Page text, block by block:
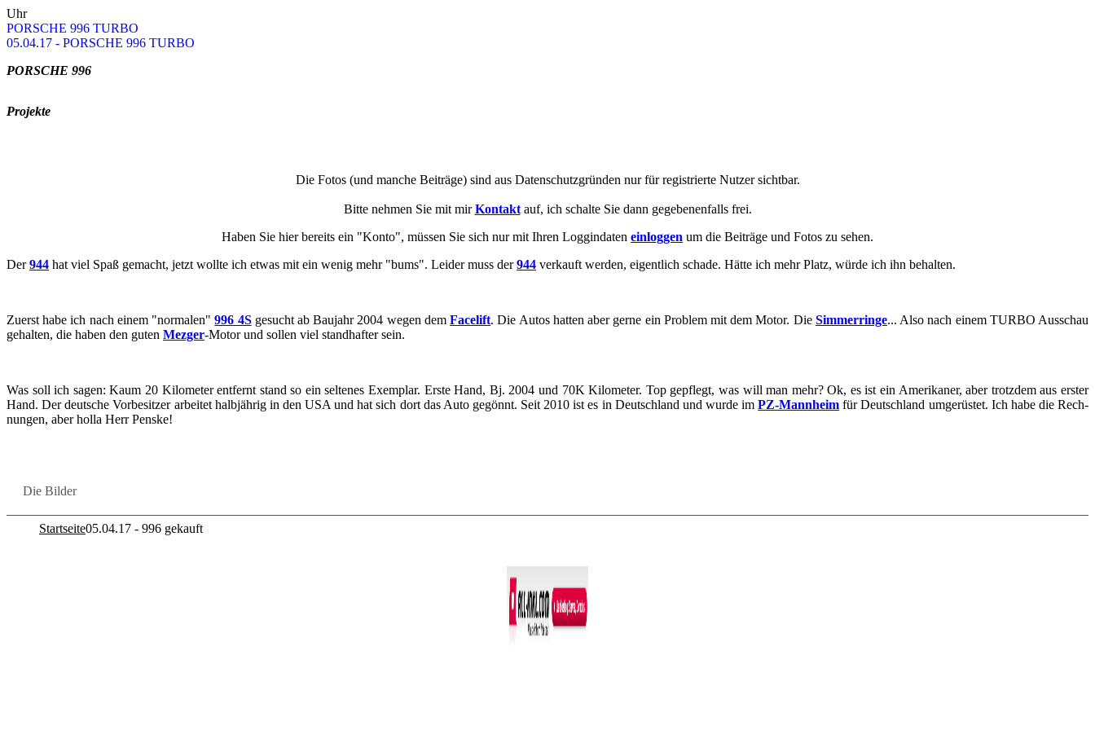
Uhr
POR­SCHE 996 TURBO
05.04.17 - POR­SCHE 996 TURBO
POR­SCHE 996
Pro­jek­te
Die Fotos (und man­che Bei­trä­ge) sind aus Da­ten­schutz­grün­den nur für re­gis­trier­te Nut­zer sicht­bar.
Bitte neh­men Sie mit mirKon­taktauf, ich schal­te Sie dann ge­ge­be­nen­falls frei.
Haben Sie hier be­reits ein "Konto", müs­sen Sie sich nur mit Ihren Loggin­da­ten ein­log­gen um die Bei­trä­ge und Fotos zu sehen.
Der944 hat viel Spaß ge­macht, jetzt woll­te ich etwas mit ein wenig mehr "bums". Lei­der muss der944 ver­kauft wer­den, ei­gent­lich scha­de. Hätte ich mehr Platz, würde ich ihn be­hal­ten.
Zu­erst habe ich nach einem "nor­ma­len"996 4Sge­sucht ab Bau­jahr 2004 wegen demFace­lift. Die Autos hat­ten aber gerne ein Pro­blem mit dem Motor. Die Sim­mer­rin­ge... Also nach einem TURBO Aus­schau
ge­hal­ten, die haben den guten Mez­ger-​​​​​​​Motor und sol­len viel stand­haf­ter sein.
Was soll ich sagen: Kaum 20 Ki­lo­me­ter ent­fernt stand so ein sel­te­nes Ex­em­plar. Erste Hand, Bj. 2004 und 70K Ki­lo­me­ter. Top ge­pflegt, was will man mehr? Ok, es ist ein Ame­ri­ka­ner, aber trotz­dem aus ers­ter
Hand. Der deut­sche Vor­be­sit­zer ar­bei­tet halb­jäh­rig in den USA und hat sich dort das Auto ge­gönnt. Seit 2010 ist es in Deutsch­land und wurde imPZ-​​​​​​​Mannheim für Deutsch­land um­ge­rüs­tet. Ich habe die Rech­
nun­gen, aber holla Herr Pens­ke!
Die Bil­der
Startseite05.04.17 - 996 gekauft